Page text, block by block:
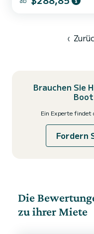
Beneteau ausgestattet.
‹
Brauchen Sie
Ein Experte findet
Fordern
Die
zu ihrer Miete